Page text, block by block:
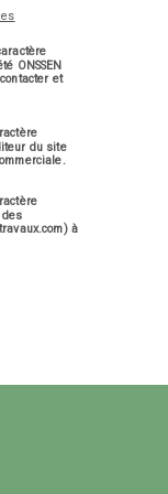
ONSSEN
et
du site
à